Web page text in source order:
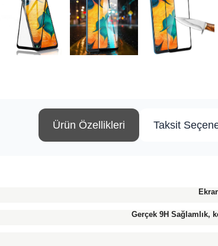
Ürün Özellikleri Taksit
Gerçek 9H Sağlamlık,